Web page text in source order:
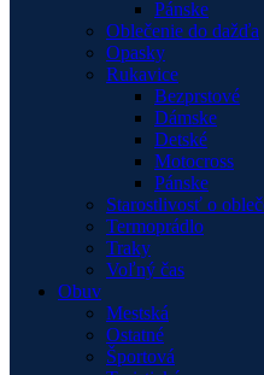
Pánske
Oblečenie do dažďa
Opasky
Rukavice
Bezprstové
Dámske
Detské
Motocross
Pánske
Starostlivosť o
Termoprádlo
Traky
Voľný čas
Obuv
Mestská
Ostatné
Športová